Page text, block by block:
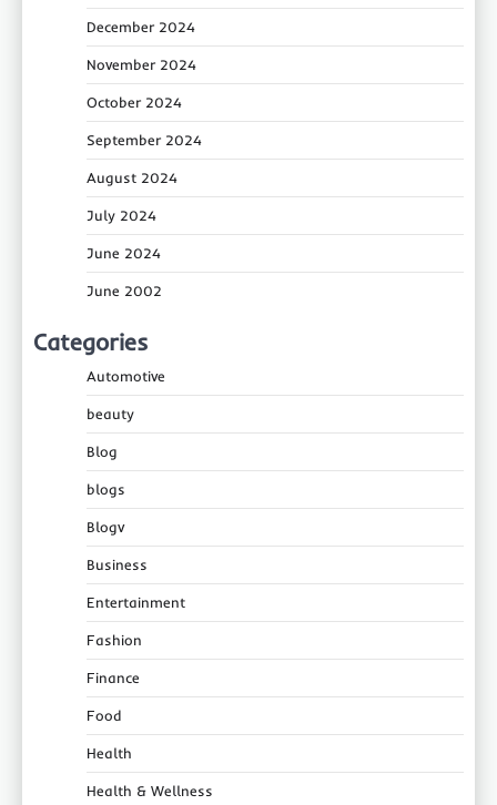
December 2024
November 2024
October 2024
September 2024
August 2024
July 2024
June 2024
June 2002
Categories
Automotive
beauty
Blog
blogs
Blogv
Business
Entertainment
Fashion
Finance
Food
Health
Health & Wellness